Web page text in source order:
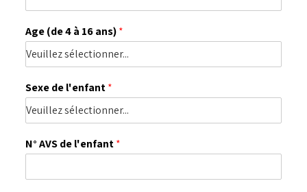
Age (de 4 à 16 ans)*
Sexe de l'enfant*
N° AVS de l'enfant*